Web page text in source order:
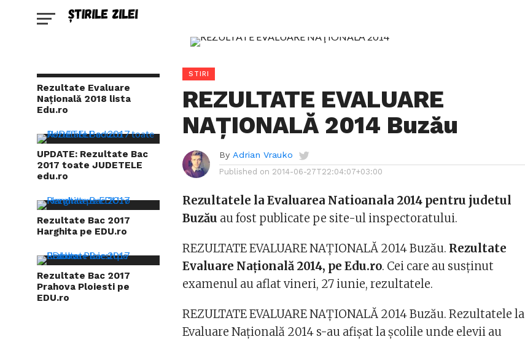
Rezultate Evaluare
Națională 2018 lista
Edu.ro
UPDATE: Rezultate Bac
2017 toate JUDETELE
edu.ro
Rezultate Bac 2017
Harghita pe EDU.ro
Rezultate Bac 2017
Prahova Ploiesti pe
EDU.ro
STIRI
REZULTATE EVALUARE
NAŢIONALĂ 2014 Buzău
By Adrian Vrauko
Published on 2014-06-27T22:04:07+03:00
Rezultatele la Evaluarea Natioanala 2014 pentru judetul
Buzău au fost publicate pe site-ul inspectoratului.
REZULTATE EVALUARE NAŢIONALĂ 2014 Buzău. Rezultate
Evaluare Naţională 2014, pe Edu.ro. Cei care au susţinut
examenul au aflat vineri, 27 iunie, rezultatele.
REZULTATE EVALUARE NAŢIONALĂ 2014 Buzău. Rezultatele la
Evaluare Naţională 2014 s-au afişat la şcolile unde elevii au